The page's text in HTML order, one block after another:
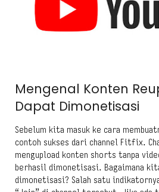
Mengenal Konten
Dapat Dimonetisasi
Sebelum kita masuk ke cara
contoh sukses dari channel Fitfix.
mengupload konten shorts tanpa
berhasil dimonetisasi. Bagaimana
dimonetisasi? Salah satu